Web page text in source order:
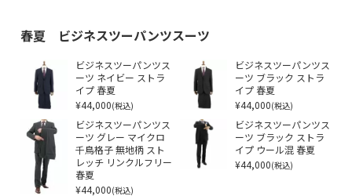
春夏 ビジネスツーパンツスーツ
ビジネスツーパンツス
ーツ ネイビー ストラ
イプ 春夏
¥44,000(税込)
ビジネスツーパンツス
ーツ ブラック ストラ
イプ 春夏
¥44,000(税込)
ビジネスツーパンツス
ーツ グレー マイクロ
千鳥格子 無地柄 スト
レッチ リンクルフリー
春夏
¥44,000(税込)
ビジネスツーパンツス
ーツ ブラック ストラ
イプ ウール混 春夏
¥44,000(税込)